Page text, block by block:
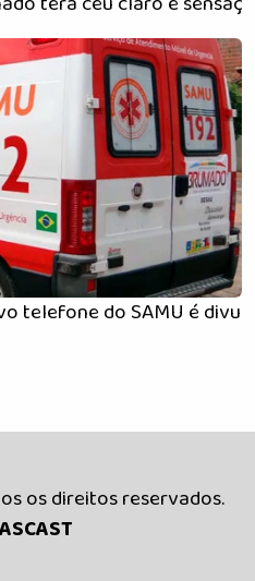
telefone do SAMU é
os direitos reservados.